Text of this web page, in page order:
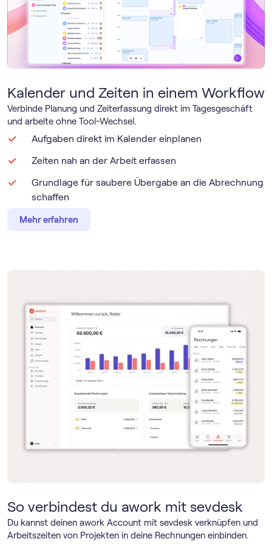
Kalender und Zeiten in einem Workflow
Verbinde Planung und Zeiterfassung direkt im Tagesgeschäft
und arbeite ohne Tool-Wechsel.
Aufgaben direkt im Kalender einplanen
Zeiten nah an der Arbeit erfassen
Grundlage für saubere Übergabe an die Abrechnung
schaffen
Mehr erfahren
So verbindest du awork mit sevdesk
Du kannst deinen awork Account mit sevdesk verknüpfen und
Arbeitszeiten von Projekten in deine Rechnungen einbinden.